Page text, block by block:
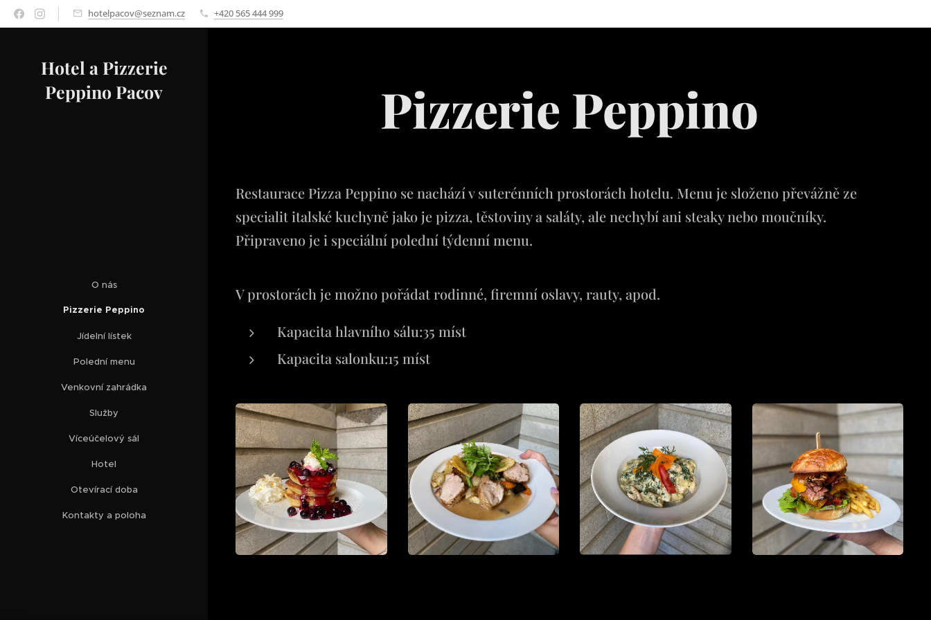
hotelpacov@seznam.cz +420 565 444 999
Hotel a Pizzerie
Peppino Pacov
O nás
Pizzerie Peppino
Jídelní lístek
Polední menu
Venkovní zahrádka
Služby
Víceúčelový sál
Hotel
Otevírací doba
Kontakty a poloha
Pizzerie Peppino
Restaurace Pizza Peppino se nachází v suterénních prostorách hotelu. Menu je složeno převážně ze
specialit italské kuchyně jako je pizza, těstoviny a saláty, ale nechybí ani steaky nebo moučníky.
Připraveno je i speciální polední týdenní menu.
V prostorách je možno pořádat rodinné, firemní oslavy, rauty, apod.
Kapacita hlavního sálu:35 míst
Kapacita salonku:15 míst